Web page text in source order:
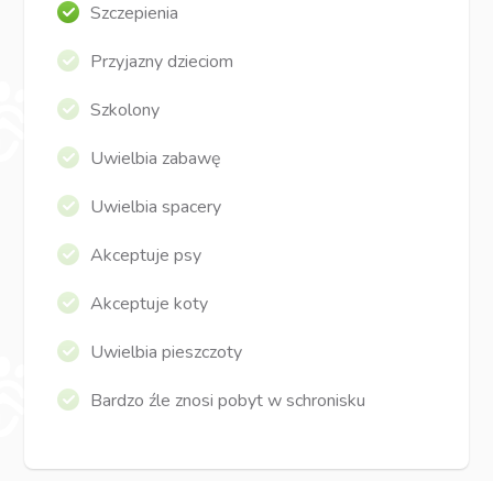
Szczepienia
Przyjazny dzieciom
Szkolony
Uwielbia zabawę
Uwielbia spacery
Akceptuje psy
Akceptuje koty
Uwielbia pieszczoty
Bardzo źle znosi pobyt w schronisku